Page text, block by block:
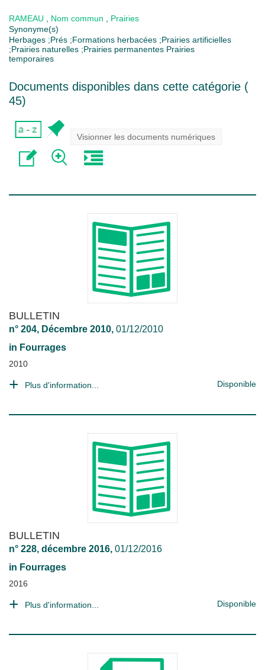
RAMEAU Nom commun
Prairies
Synonyme(s)
Herbages ;Prés ;Formations herbacées ;Prairies artificielles
;Prairies naturelles ;Prairies permanentes Prairies
temporaires
Documents disponibles dans cette catégorie (
45)
Visionner les documents numériques
BULLETIN
n° 204, Décembre 2010, 01/12/2010
in Fourrages
2010
Plus d'information... Disponible
BULLETIN
n° 228, décembre 2016, 01/12/2016
in Fourrages
2016
Plus d'information... Disponible